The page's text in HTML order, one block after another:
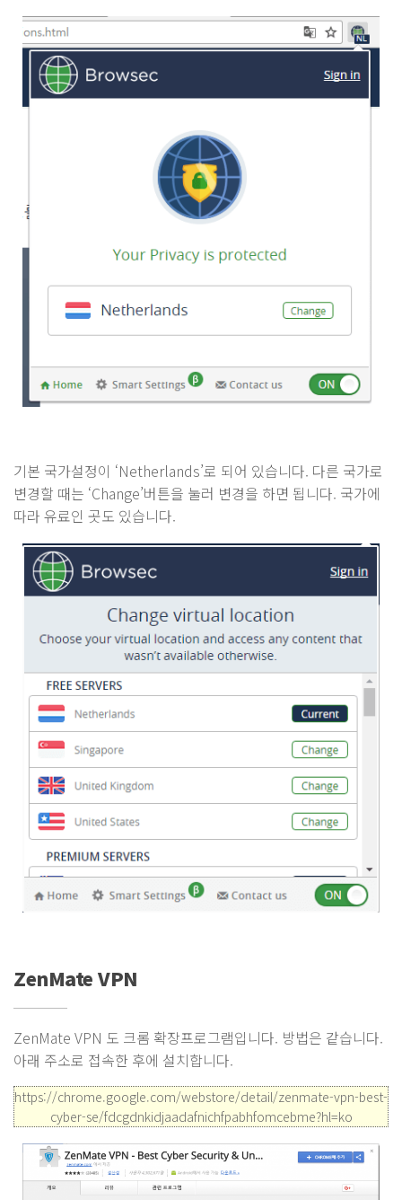
기본 국가설정이 ‘Netherlands’로 되어 있습니다. 다른 국가로
변경할 때는 ‘Change’버튼을 눌러 변경을 하면 됩니다. 국가에
따라 유료인 곳도 있습니다.
ZenMate VPN
ZenMate VPN 도 크롬 확장프로그램입니다. 방법은 같습니다.
아래 주소로 접속한 후에 설치합니다.
https://chrome.google.com/webstore/detail/zenmate-vpn-best-
cyber-se/fdcgdnkidjaadafnichfpabhfomcebme?hl=ko